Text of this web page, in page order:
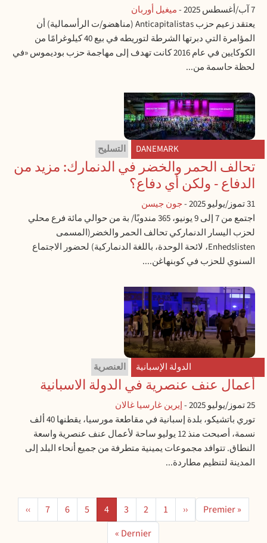
7 آب/أغسطس 2025 -ميغيل أوربان
يعتقد زعيم حزب Anticapitalistas (مناهضو/ت الرأسمالية) أن
المؤامرة التي دبرتها الشرطة لتوريطه في بيع 40 كيلوغرامًا من
الكوكايين في عام 2016 كانت تهدف إلى مهاجمة حزب بوديموس «في
لحظة حاسمة من...
DANEMARK التسليح
تحالف الحمر والخضر في الدنمارك: مزيد من
الدفاع - ولكن أي دفاع؟
31 تموز/يوليو 2025 -جون جيسن
اجتمع من 7 إلى 9 يونيو، 365 مندوبًا/ بة من حوالي مائة فرع محلي
لحزب اليسار الدنماركي تحالف الحمر والخضر(المسمى
Enhedslisten، لائحة الوحدة، باللغة الدنماركية) لحضور الاجتماع
السنوي للحزب في كوبنهاغن....
الدولة الإسبانية العنصرية
أعمال عنف عنصرية في الدولة الاسبانية
25 تموز/يوليو 2025 -إيرين غارسيا غالان
توري باتشيكو، بلدة إسبانية في مقاطعة مورسيا، يقطنها 40 ألف
نسمة، أصبحت منذ 12 يوليو ساحة لأعمال عنف عنصرية واسعة
النطاق. تتوافد مجموعات يمينية متطرفة من جميع أنحاء البلد إلى
المدينة لتنظيم مطاردة...
ترقيم الصفحات
الصفحة الأولى
« Premier الصفحة السابقة
‹‹ الصفحة
1 الصفحة
2 الصفحة
3 الصفحة
4 الصفحة
5 الصفحة
6 الصفحة
7 الصفحة
››
الصفحة الأخيرة
Dernier »